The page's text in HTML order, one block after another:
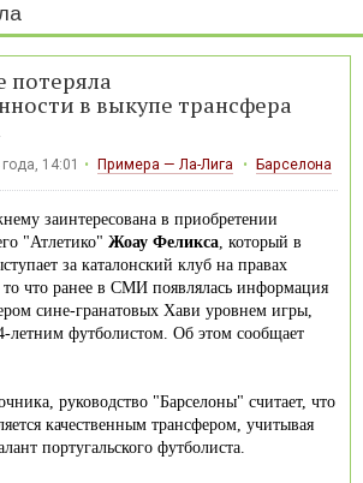
потеряла
в выкупе трансфера
14:01 Примера — Ла-Лига Барселона
заинтересована в приобретении
"Атлетико" Жоау Феликса , который в
за каталонский клуб на правах
что ранее в СМИ появлялась информация
сине-гранатовых Хави уровнем игры,
летним футболистом. Об этом сообщает
руководство "Барселоны" считает, что
качественным трансфером, учитывая
португальского футболиста.